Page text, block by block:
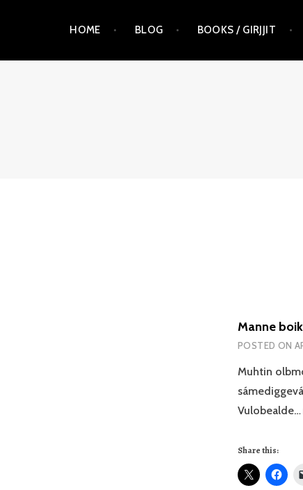
content
HOME BLOG BOOKS / GIRJJIT
Manne
POSTED ON
Muhtin
Vulobealde…
Share this: